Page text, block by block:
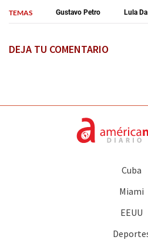
TEMAS Gustavo Petro Lula
DEJA TU COMENTARIO
Cuba
Miami
EEUU